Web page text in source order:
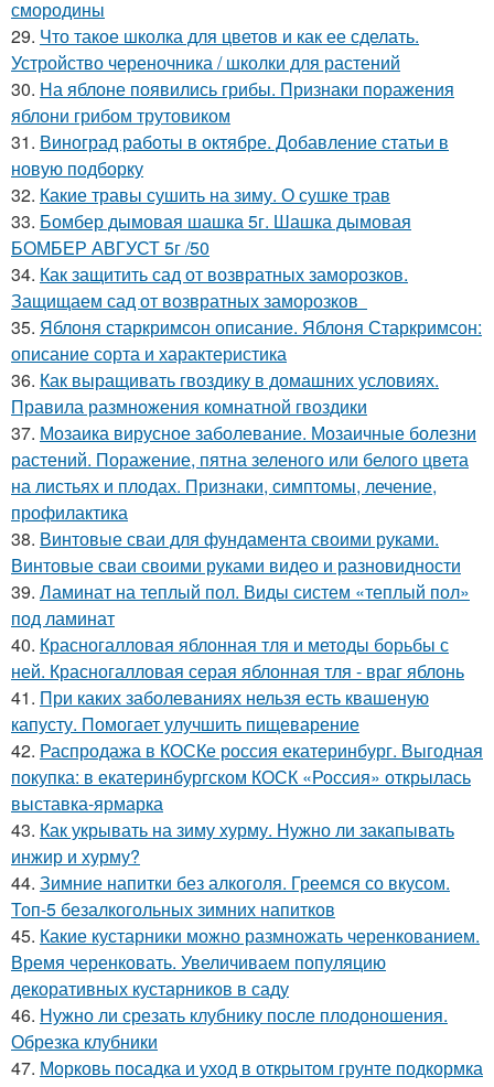
смородины
29. Что такое школка для цветов и как ее сделать.
Устройство череночника / школки для растений
30. На яблоне появились грибы. Признаки поражения
яблони грибом трутовиком
31. Виноград работы в октябре. Добавление статьи в
новую подборку
32. Какие травы сушить на зиму. О сушке трав
33. Бомбер дымовая шашка 5г. Шашка дымовая
БОМБЕР АВГУСТ 5г /50
34. Как защитить сад от возвратных заморозков.
Защищаем сад от возвратных заморозков
35. Яблоня старкримсон описание. Яблоня Старкримсон:
описание сорта и характеристика
36. Как выращивать гвоздику в домашних условиях.
Правила размножения комнатной гвоздики
37. Мозаика вирусное заболевание. Мозаичные болезни
растений. Поражение, пятна зеленого или белого цвета
на листьях и плодах. Признаки, симптомы, лечение,
профилактика
38. Винтовые сваи для фундамента своими руками.
Винтовые сваи своими руками видео и разновидности
39. Ламинат на теплый пол. Виды систем «теплый пол»
под ламинат
40. Красногалловая яблонная тля и методы борьбы с
ней. Красногалловая серая яблонная тля - враг яблонь
41. При каких заболеваниях нельзя есть квашеную
капусту. Помогает улучшить пищеварение
42. Распродажа в КОСКе россия екатеринбург. Выгодная
покупка: в екатеринбургском КОСК «Россия» открылась
выставка-ярмарка
43. Как укрывать на зиму хурму. Нужно ли закапывать
инжир и хурму?
44. Зимние напитки без алкоголя. Греемся со вкусом.
Топ-5 безалкогольных зимних напитков
45. Какие кустарники можно размножать черенкованием.
Время черенковать. Увеличиваем популяцию
декоративных кустарников в саду
46. Нужно ли срезать клубнику после плодоношения.
Обрезка клубники
47. Морковь посадка и уход в открытом грунте подкормка